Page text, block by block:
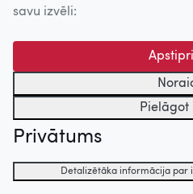
savu izvēli:
Pielāgot
Privātums
Detalizētāka informācija par